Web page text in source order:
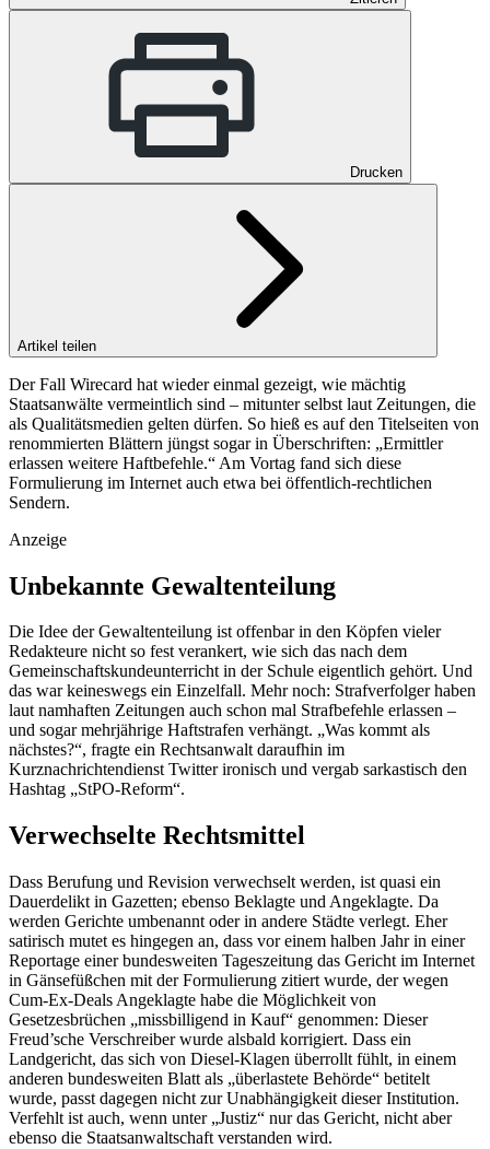
Drucken
Artikel teilen
Der Fall Wirecard hat wieder einmal gezeigt, wie mächtig
Staatsanwälte vermeintlich sind – mitunter selbst laut Zeitungen, die
als Qualitätsmedien gelten dürfen. So hieß es auf den Titelseiten von
renommierten Blättern jüngst sogar in Überschriften: „Ermittler
erlassen weitere Haftbefehle.“ Am Vortag fand sich diese
Formulierung im Internet auch etwa bei öffentlich-rechtlichen
Sendern.
Anzeige
Unbekannte Gewaltenteilung
Die Idee der Gewaltenteilung ist offenbar in den Köpfen vieler
Redakteure nicht so fest verankert, wie sich das nach dem
Gemeinschaftskundeunterricht in der Schule eigentlich gehört. Und
das war keineswegs ein Einzelfall. Mehr noch: Strafverfolger haben
laut namhaften Zeitungen auch schon mal Strafbefehle erlassen –
und sogar mehrjährige Haftstrafen verhängt. „Was kommt als
nächstes?“, fragte ein Rechtsanwalt daraufhin im
Kurznachrichtendienst Twitter ironisch und vergab sarkastisch den
Hashtag „StPO-Reform“.
Verwechselte Rechtsmittel
Dass Berufung und Revision verwechselt werden, ist quasi ein
Dauerdelikt in Gazetten; ebenso Beklagte und Angeklagte. Da
werden Gerichte umbenannt oder in andere Städte verlegt. Eher
satirisch mutet es hingegen an, dass vor einem halben Jahr in einer
Reportage einer bundesweiten Tageszeitung das Gericht im Internet
in Gänsefüßchen mit der Formulierung zitiert wurde, der wegen
Cum-Ex-Deals Angeklagte habe die Möglichkeit von
Gesetzesbrüchen „missbilligend in Kauf“ genommen: Dieser
Freud’sche Verschreiber wurde alsbald korrigiert. Dass ein
Landgericht, das sich von Diesel-Klagen überrollt fühlt, in einem
anderen bundesweiten Blatt als „überlastete Behörde“ betitelt
wurde, passt dagegen nicht zur Unabhängigkeit dieser Institution.
Verfehlt ist auch, wenn unter „Justiz“ nur das Gericht, nicht aber
ebenso die Staatsanwaltschaft verstanden wird.